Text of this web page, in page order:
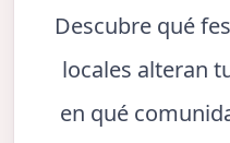
Descubre qué
locales alteran
en qué